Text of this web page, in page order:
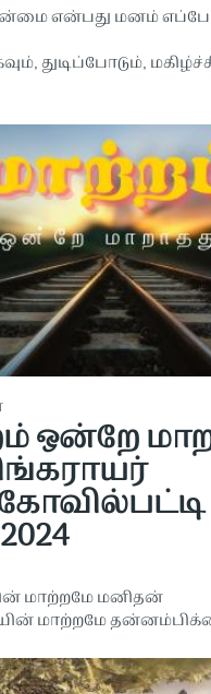
என்பது மனம்
துடிப்போடும்,
ஒன்றே
மாற்றமே மனிதன்
மாற்றமே